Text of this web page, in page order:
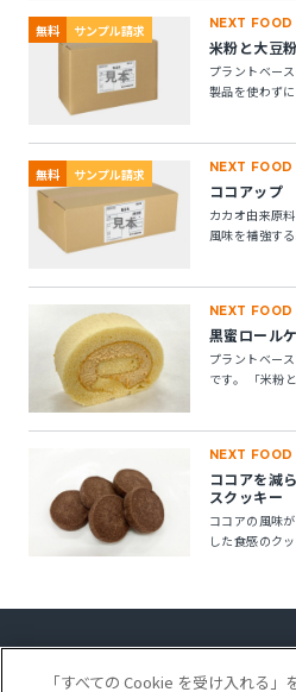
無料 サンプル請求 NEXT
米粉と大豆
プラントベー
製品を使わず
無料 サンプル請求 NEXT
ココアップ
カカオ由来原
風味を補強す
NEXT
黒蜜ロール
プラントベー
です。 「米粉
リューム感の
NEXT
ココアを減
スクッキー
ココアの風味
した食感のク
「すべての Cookie を受け入れる